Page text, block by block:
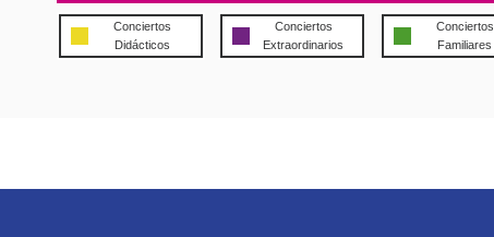
Conciertos
Didácticos
Conciertos
Extraordinarios
Conciertos
Familiares